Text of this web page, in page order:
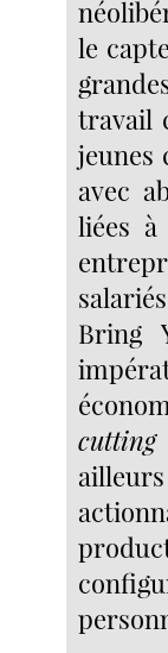
le
travail
jeunes
avec
liées à
Bring
cutting